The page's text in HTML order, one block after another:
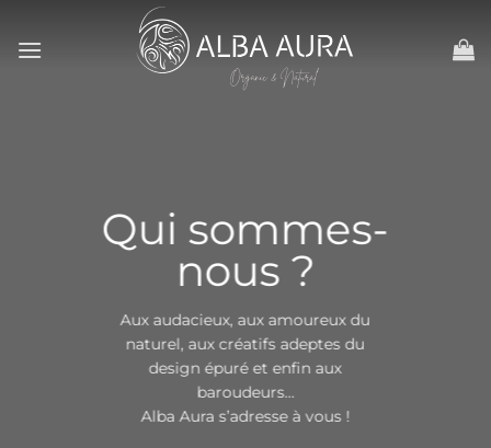
au
Qui sommes-
nous ?
Aux audacieux, aux amoureux du
naturel, aux créatifs adeptes du
design épuré et enfin aux
baroudeurs…
Alba Aura s’adresse à vous !